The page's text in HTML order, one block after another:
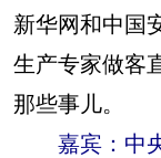
新华网和中国
生产专家做客
那些事儿。
嘉宾：中